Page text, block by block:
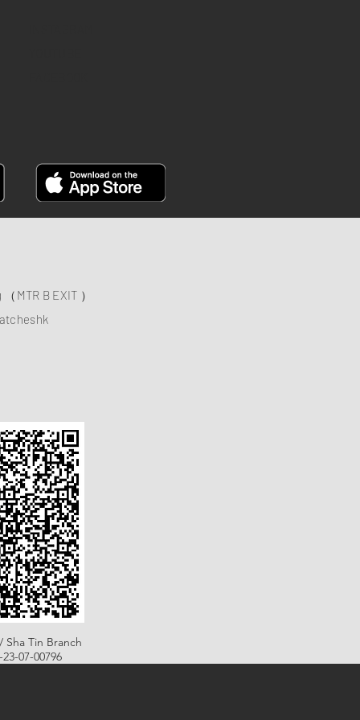
MTR B EXIT ）
Sha Tin Branch
07-00796